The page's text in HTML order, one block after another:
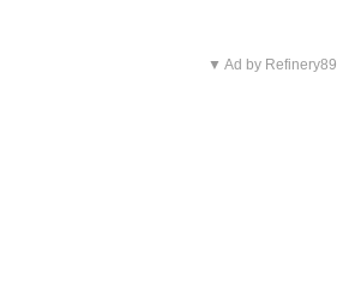
▼ Ad by Refinery89